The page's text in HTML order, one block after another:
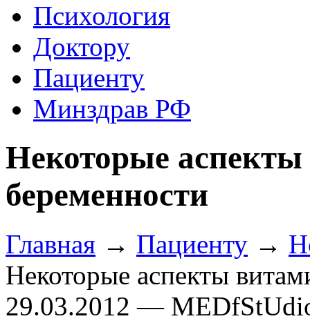
Психология
Доктору
Пациенту
Минздрав РФ
Некоторые
беременности
Главная → Пациенту →
Некоторые аспекты
29.03.2012 —